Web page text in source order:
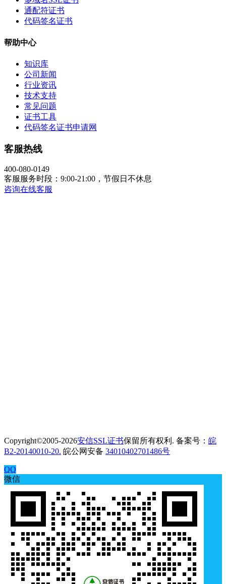
通配符证书
代码签名证书
帮助中心
知识库
公司新闻
行业资讯
技术支持
常见问题
证书工具
代码签名证书申请网
客服热线
400-080-0149
客服服务时段：9:00-21:00，节假日不休息
咨询在线客服
Copyright©2005-2026安信SSL证书保留所有权利. 备案号： 皖
B2-20140010-20. 皖公网安备 34010402701486号
QQ
微信